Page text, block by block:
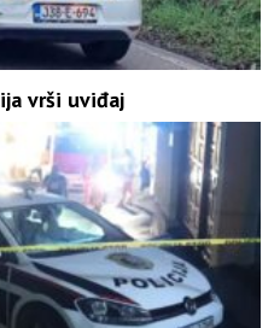
vrši uviđaj